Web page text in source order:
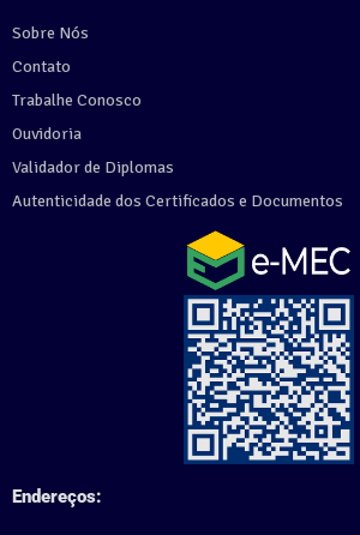
Sobre Nós
Contato
Trabalhe Conosco
Ouvidoria
Validador de Diplomas
Autenticidade dos Certificados e Documentos
Endereços: